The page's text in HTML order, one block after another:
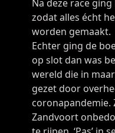
Na deze race
zodat alles écht
worden gemaakt.
Echter ging de
op slot dan was
wereld die in
gezet door
coronapandemie.
Zandvoort